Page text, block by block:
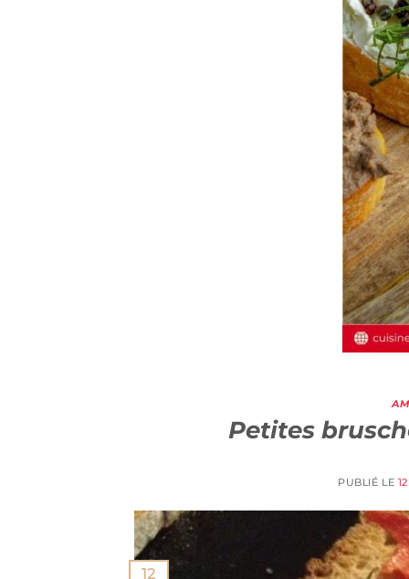
Petites
PUBLIÉ LE
12